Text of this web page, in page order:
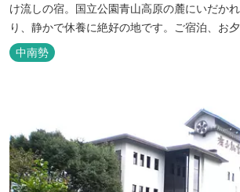
け流しの宿。国立公園青山高原の麓にいだか
り、静かで休養に絶好の地です。ご宿泊、お
楽しめます。お料理にも温泉を用いた温泉野菜
テーマとしたふるさと会席をご用意しています
中南勢